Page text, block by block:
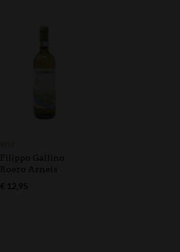
Filippo Gallino
Roero Arneis
€ 12,95